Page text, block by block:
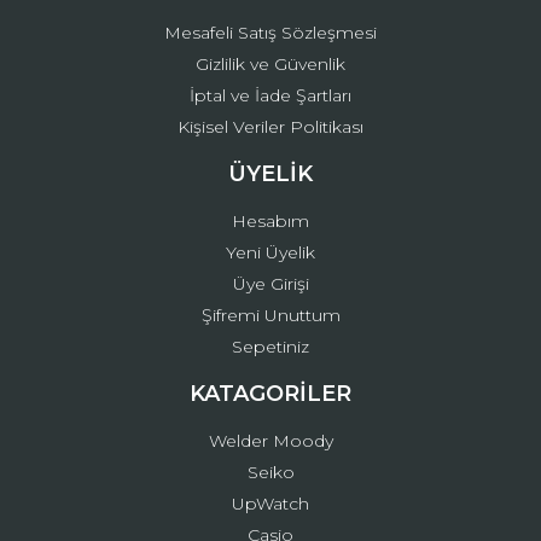
Mesafeli Satış Sözleşmesi
Gizlilik ve Güvenlik
İptal ve İade Şartları
Kişisel Veriler Politikası
ÜYELİK
Hesabım
Yeni Üyelik
Üye Girişi
Şifremi Unuttum
Sepetiniz
KATAGORİLER
Welder Moody
Seiko
UpWatch
Casio